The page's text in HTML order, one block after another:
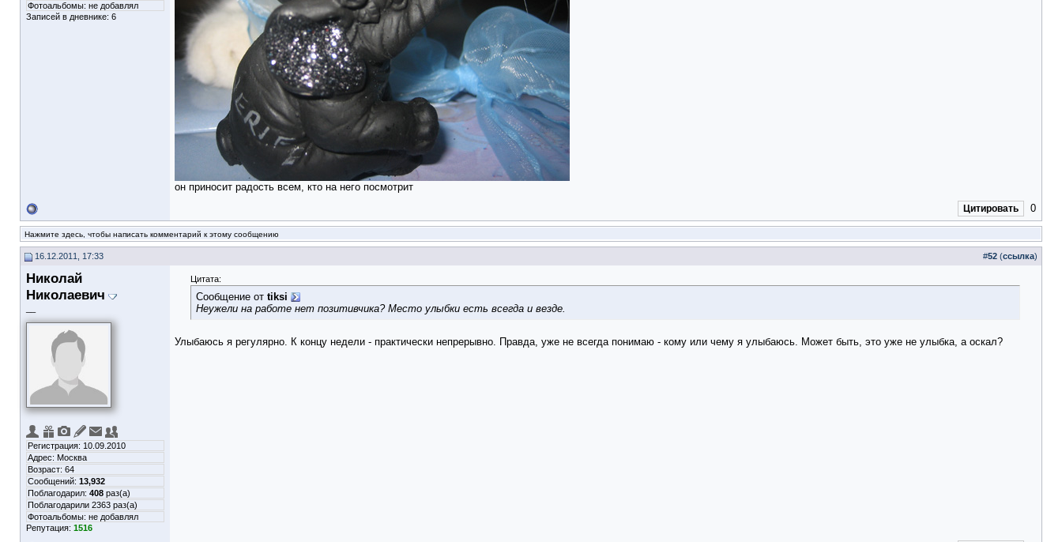
Фотоальбомы: не добавлял
Записей в дневнике: 6
он приносит радость всем, кто на него посмотрит
Цитировать 0
Нажмите здесь, чтобы написать комментарий к этому сообщению
16.12.2011, 17:33 #52 (ссылка)
Николай
Николаевич
Регистрация: 10.09.2010
Адрес: Москва
Возраст: 64
Сообщений: 13,932
Поблагодарил: 408 раз(а)
Поблагодарили 2363 раз(а)
Фотоальбомы: не добавлял
Репутация: 1516
Цитата:
Сообщение от tiksi
Неужели на работе нет позитивчика? Место улыбки есть всегда и везде.
Улыбаюсь я регулярно. К концу недели - практически непрерывно. Правда, уже не всегда понимаю - кому или чему я улыбаюсь. Может быть, это уже не улыбка, а оскал?